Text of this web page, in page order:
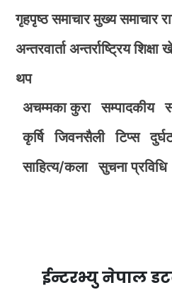
गृहपृष्ठ समाचार मुख्य समाचार
अन्तरवार्ता अन्तर्राष्ट्रिय शिक्षा
थप
अचम्मका कुरा
सम्पादकीय
कृर्षि
जिवनसैली टिप्स
साहित्य/कला
सुचना प्रविधि
ईन्टरभ्यु नेपाल